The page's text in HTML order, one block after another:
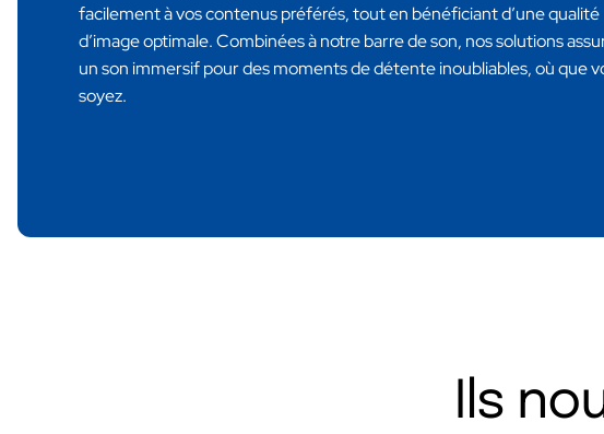
facilement à vos contenus préférés, tout en bénéficiant d’une qualité
d’image optimale. Combinées à notre barre de son, nos solutions
un son immersif pour des moments de détente inoubliables, où que
soyez.
Ils